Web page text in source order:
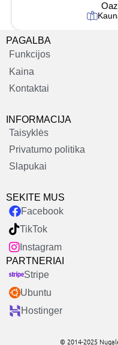
PAGALBA
Funkcijos
Kaina
Kontaktai
INFORMACIJA
Taisyklės
Privatumo politika
Slapukai
SEKITE MUS
Facebook
TikTok
Instagram
PARTNERIAI
Stripe
Ubuntu
Hostinger
© 2014-2025